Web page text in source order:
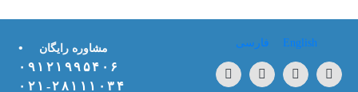
English فارسی مشاوره رایگان
•
۰۹۱۲۱۹۹۵۴۰۶
۲۸۱۱۱۰۳۴-۰۲۱